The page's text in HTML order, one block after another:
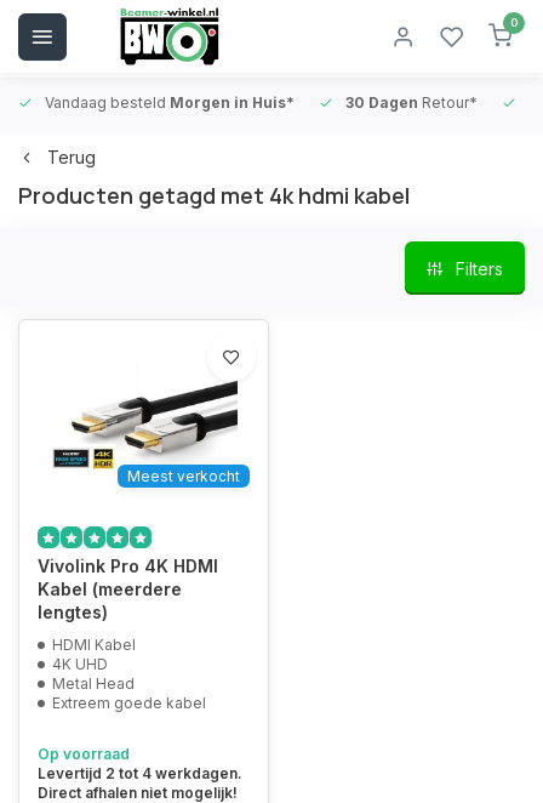
0
Vandaag besteld Morgen in Huis* 30 Dagen Retour*
Terug
Producten getagd met 4k hdmi kabel
Filters
Meest verkocht
Vivolink Pro 4K HDMI
Kabel (meerdere
lengtes)
HDMI Kabel
4K UHD
Metal Head
Extreem goede kabel
Op voorraad
Levertijd 2 tot 4 werkdagen.
Direct afhalen niet mogelijk!